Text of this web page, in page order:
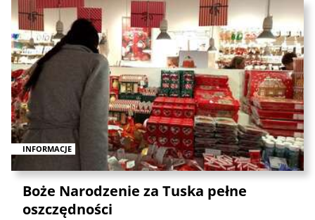
INFORMACJE
Boże Narodzenie za Tuska pełne
oszczędności